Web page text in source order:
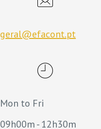
geral@efacont.pt
Mon to Fri
09h00m - 12h30m